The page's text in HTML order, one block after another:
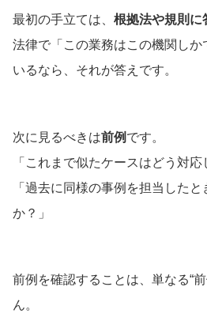
最初の手立ては、 根拠法や規則に
法律で「この業務はこの機関しか
いるなら、それが答えです。
次に見るべきは前例 です。
「これまで似たケースはどう対応
「過去に同様の事例を担当した
か？」
前例を確認することは、単なる“
ん。